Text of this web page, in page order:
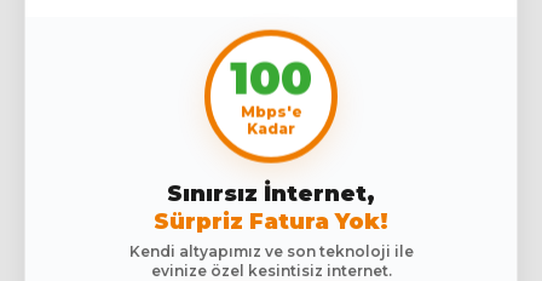
100
Mbps'e
Kadar
Sınırsız İnternet,
Sürpriz Fatura Yok!
Kendi altyapımız ve son teknoloji ile
evinize özel kesintisiz internet.